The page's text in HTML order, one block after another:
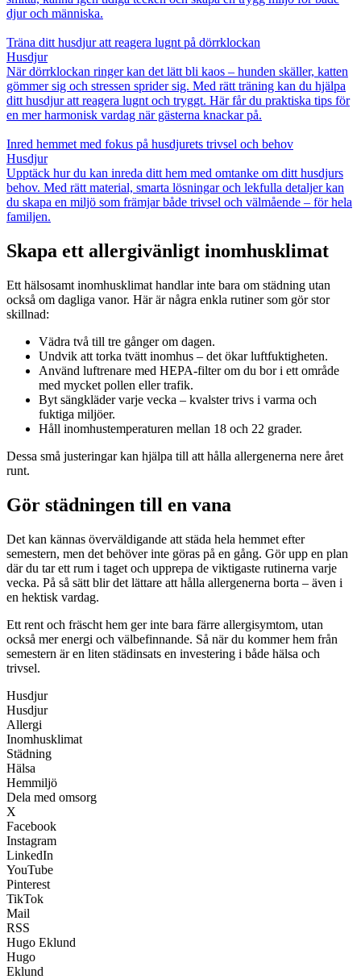
djur och människa.
Träna ditt husdjur att reagera lugnt på dörrklockan
Husdjur
När dörrklockan ringer kan det lätt bli kaos – hunden skäller, katten
gömmer sig och stressen sprider sig. Med rätt träning kan du hjälpa
ditt husdjur att reagera lugnt och tryggt. Här får du praktiska tips för
en mer harmonisk vardag när gästerna knackar på.
Inred hemmet med fokus på husdjurets trivsel och behov
Husdjur
Upptäck hur du kan inreda ditt hem med omtanke om ditt husdjurs
behov. Med rätt material, smarta lösningar och lekfulla detaljer kan
du skapa en miljö som främjar både trivsel och välmående – för hela
familjen.
Skapa ett allergivänligt inomhusklimat
Ett hälsosamt inomhusklimat handlar inte bara om städning utan
också om dagliga vanor. Här är några enkla rutiner som gör stor
skillnad:
Vädra två till tre gånger om dagen.
Undvik att torka tvätt inomhus – det ökar luftfuktigheten.
Använd luftrenare med HEPA-filter om du bor i ett område
med mycket pollen eller trafik.
Byt sängkläder varje vecka – kvalster trivs i varma och
fuktiga miljöer.
Håll inomhustemperaturen mellan 18 och 22 grader.
Dessa små justeringar kan hjälpa till att hålla allergenerna nere året
runt.
Gör städningen till en vana
Det kan kännas överväldigande att städa hela hemmet efter
semestern, men det behöver inte göras på en gång. Gör upp en plan
där du tar ett rum i taget och upprepa de viktigaste rutinerna varje
vecka. På så sätt blir det lättare att hålla allergenerna borta – även i
en hektisk vardag.
Ett rent och fräscht hem ger inte bara färre allergisymtom, utan
också mer energi och välbefinnande. Så när du kommer hem från
semestern är en liten städinsats en investering i både hälsa och
trivsel.
Husdjur
Husdjur
Allergi
Inomhusklimat
Städning
Hälsa
Hemmiljö
Dela med omsorg
X
Facebook
Instagram
LinkedIn
YouTube
Pinterest
TikTok
Mail
RSS
Hugo Eklund
Hugo
Eklund